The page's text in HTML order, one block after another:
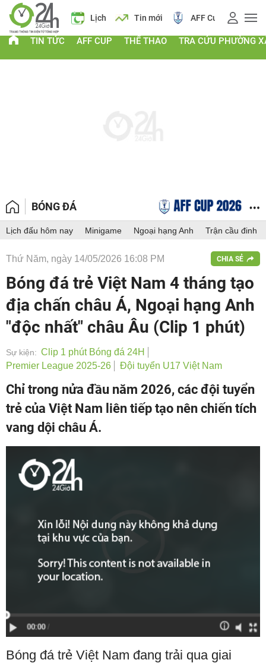
Lịch Tin mới AFF Cup Điểm chuẩn 2026
TIN TỨC AFF CUP THỂ THAO TRA CỨU PHƯỜNG
BÓNG ĐÁ
Lịch đấu hôm nay Minigame Ngoại hạng Anh Trận cầu đinh
Thứ Năm, ngày 14/05/2026 16:08 PM CHIA SẺ
Bóng đá trẻ Việt Nam 4 tháng tạo
địa chấn châu Á, Ngoại hạng Anh
"độc nhất" châu Âu (Clip 1 phút)
Sự kiện: Clip 1 phút Bóng đá 24H
Premier League 2025-26
Đội tuyển U17 Việt Nam
Chỉ trong nửa đầu năm 2026, các đội tuyển
trẻ của Việt Nam liên tiếp tạo nên chiến tích
vang dội châu Á.
Bóng đá trẻ Việt Nam đang trải qua giai